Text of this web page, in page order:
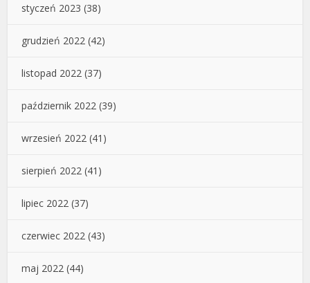
styczeń 2023 (38)
grudzień 2022 (42)
listopad 2022 (37)
październik 2022 (39)
wrzesień 2022 (41)
sierpień 2022 (41)
lipiec 2022 (37)
czerwiec 2022 (43)
maj 2022 (44)